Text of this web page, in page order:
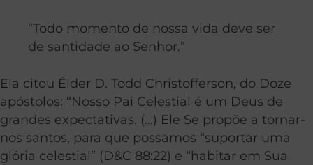
“Todo momento de nossa vida deve ser
de santidade ao Senhor.”
Ela citou Élder D. Todd Christofferson, do Doze
apóstolos: “Nosso Pai Celestial é um Deus de
grandes expectativas. (…) Ele Se propõe a tornar-
nos santos, para que possamos “suportar uma
glória celestial” (D&C 88:22) e “habitar em Sua